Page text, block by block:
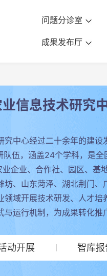
问题分诊室
成果发布厅
信息技术研究
究中心经过二十余年的建
伍，涵盖24个学科，是
企业、合作社、园区、基
坊、山东菏泽、湖北荆门
领域开展技术研发、人才
与运行机制，为成果转化
动开展 智库报